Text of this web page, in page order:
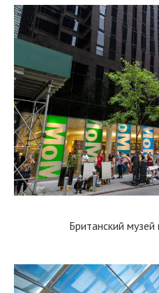
Британский